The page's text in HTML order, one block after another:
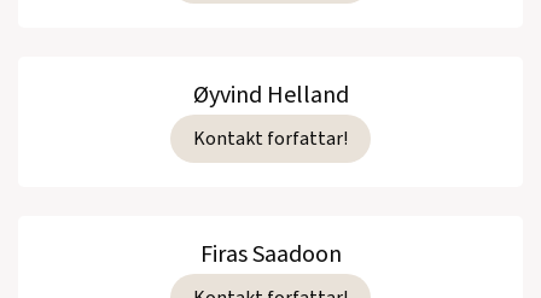
Øyvind Helland
Kontakt forfattar!
Firas Saadoon